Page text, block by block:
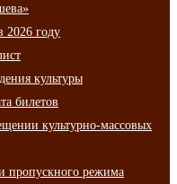
2026 году
культуры
билетов
культурно-массовых
пропускного режима